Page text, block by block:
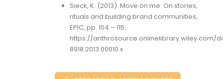
Sieck, K. (2013). Move on me: On stories,
rituals and building brand communities,
EPIC, pp. 104 – 115.
https://anthrosource.onlinelibrary.wiley.com/
8918.2013.00010.x